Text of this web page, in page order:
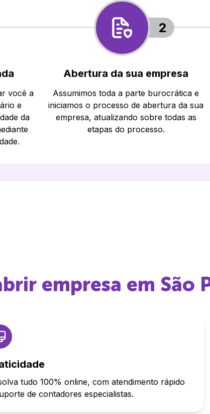
você a
e
da
2
Abertura da sua empresa
Assumimos toda a parte burocrática e
iniciamos o processo de abertura da sua
empresa, atualizando sobre todas as
etapas do processo.
empresa em São
tudo 100% online, com atendimento rápido
de contadores especialistas.